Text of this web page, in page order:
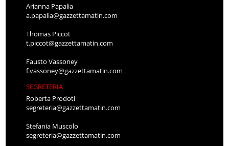
Arianna Papalia
a.papalia@gazzettamatin.com
Thomas Piccot
t.piccot@gazzettamatin.com
Fausto Vassoney
f.vassoney@gazzettamatin.com
SEGRETERIA
Roberta Prodoti
segreteria@gazzettamatin.com
Stefania Muscolo
segreteria@gazzettamatin.com